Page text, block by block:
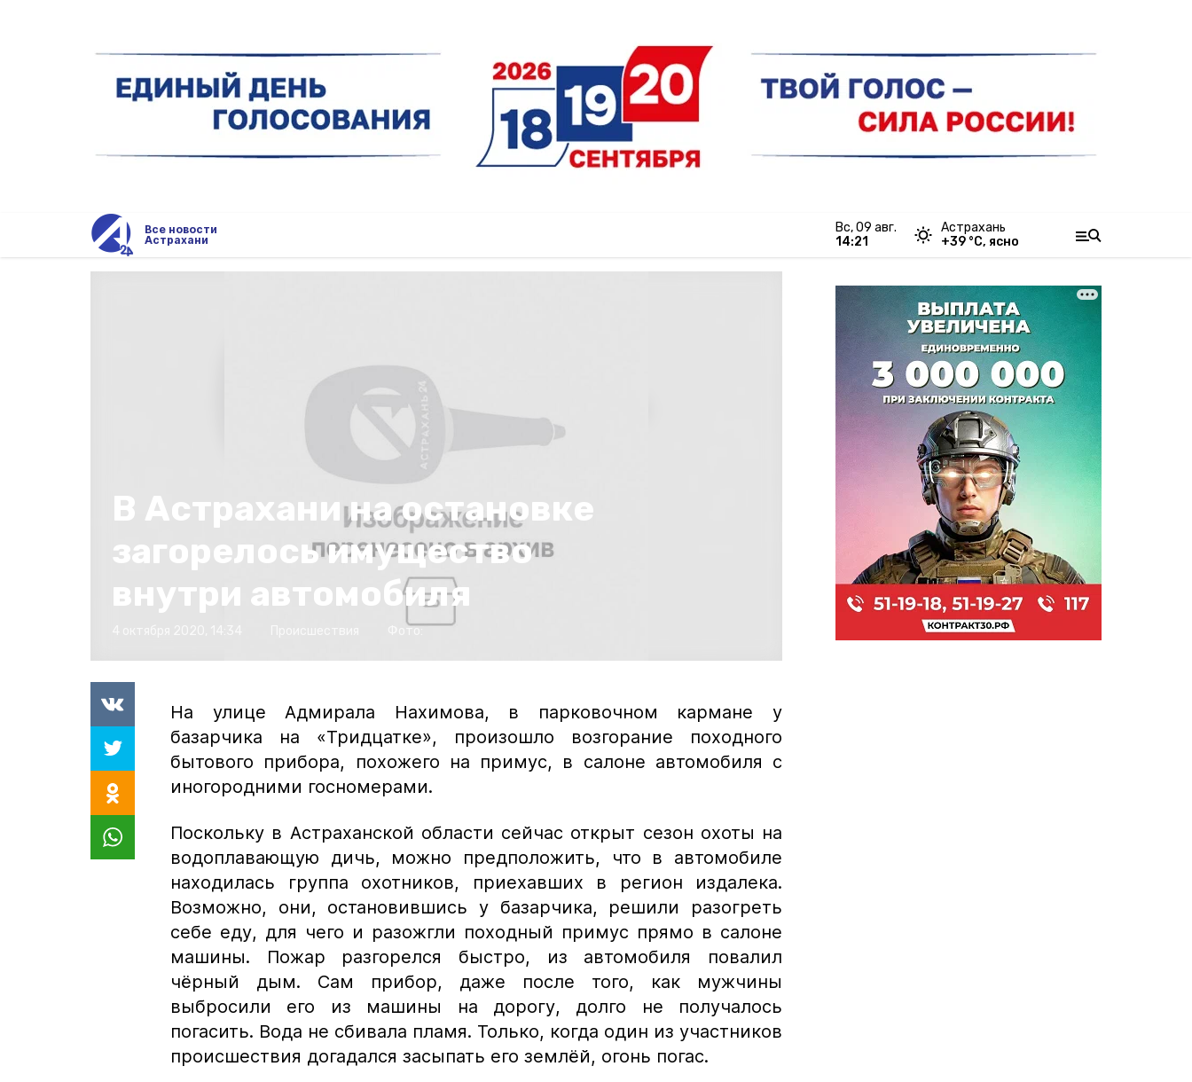
Все новости
Астрахани
вс, 09 авг.
14:21
Астрахань
+39 °С, ясно
В Астрахани на остановке
загорелось имущество
внутри автомобиля
Фото:
На улице Адмирала Нахимова, в парковочном кармане у
базарчика на «Тридцатке», произошло возгорание походного
бытового прибора, похожего на примус, в салоне автомобиля с
иногородними госномерами.
Поскольку в Астраханской области сейчас открыт сезон охоты на
водоплавающую дичь, можно предположить, что в автомобиле
находилась группа охотников, приехавших в регион издалека.
Возможно, они, остановившись у базарчика, решили разогреть
себе еду, для чего и разожгли походный примус прямо в салоне
машины. Пожар разгорелся быстро, из автомобиля повалил
чёрный дым. Сам прибор, даже после того, как мужчины
выбросили его из машины на дорогу, долго не получалось
погасить. Вода не сбивала пламя. Только, когда один из участников
происшествия догадался засыпать его землёй, огонь погас.